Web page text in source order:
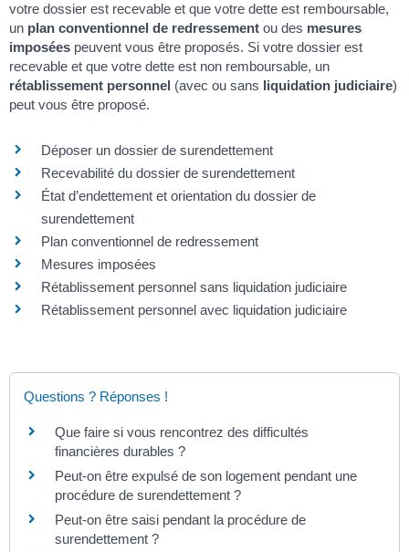
votre dossier est recevable et que votre dette est remboursable,
un plan conventionnel de redressement ou des mesures
imposées peuvent vous être proposés. Si votre dossier est
recevable et que votre dette est non remboursable, un
rétablissement personnel (avec ou sans liquidation judiciaire)
peut vous être proposé.
Déposer un dossier de surendettement
Recevabilité du dossier de surendettement
État d’endettement et orientation du dossier de
surendettement
Plan conventionnel de redressement
Mesures imposées
Rétablissement personnel sans liquidation judiciaire
Rétablissement personnel avec liquidation judiciaire
Questions ? Réponses !
Que faire si vous rencontrez des difficultés
financières durables ?
Peut-on être expulsé de son logement pendant une
procédure de surendettement ?
Peut-on être saisi pendant la procédure de
surendettement ?